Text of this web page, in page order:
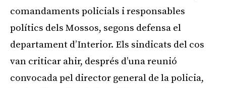
comandaments policials i responsables
polítics dels Mossos, segons defensa el
departament d’Interior. Els sindicats del cos
van criticar ahir, després d’una reunió
convocada pel director general de la policia,